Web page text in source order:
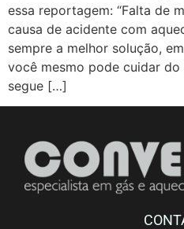
essa reportagem: “Falta de
causa de acidente com
sempre a melhor solução,
você mesmo pode cuidar
segue […]